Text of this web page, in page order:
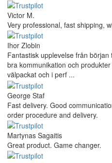
Victor M.
Very professional, fast shipping,
Ihor Zlobin
Fantastisk upplevelse från
bra kommunikation och
välpackat och i perf ...
George Staf
Fast delivery. Good
order procedure and delivery.
Martynas Sagaitis
Great product. Game changer.